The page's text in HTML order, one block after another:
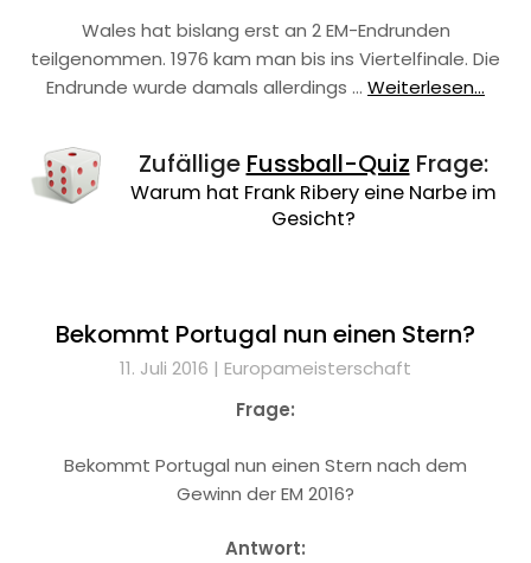
Wales hat bislang erst an 2 EM-Endrunden
teilgenommen. 1976 kam man bis ins Viertelfinale. Die
Endrunde wurde damals allerdings … Weiterlesen...
Zufällige Fussball-Quiz Frage:
Warum hat Frank Ribery eine Narbe im
Gesicht?
Bekommt Portugal nun einen Stern?
11. Juli 2016 | Europameisterschaft
Frage:
Bekommt Portugal nun einen Stern nach dem
Gewinn der EM 2016?
Antwort: